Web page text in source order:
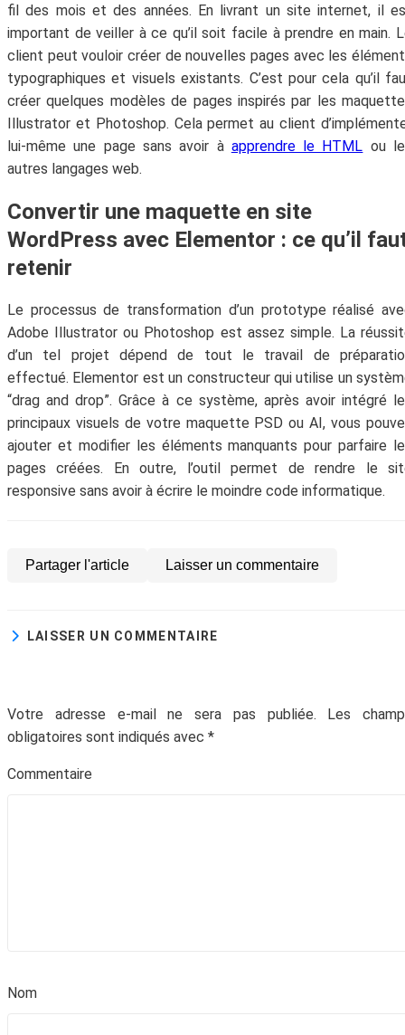
fil des mois et des années. En livrant un site internet, il
important de veiller à ce qu’il soit facile à prendre en main.
client peut vouloir créer de nouvelles pages avec les
typographiques et visuels existants. C’est pour cela qu’il
créer quelques modèles de pages inspirés par les
Illustrator et Photoshop. Cela permet au client
lui-même une page sans avoir à apprendre le HTML ou
autres langages web.
Convertir une maquette en site
WordPress avec Elementor : ce qu’il
retenir
Le processus de transformation d’un prototype réalisé
Adobe Illustrator ou Photoshop est assez simple. La
d’un tel projet dépend de tout le travail de
effectué. Elementor est un constructeur qui utilise un
“drag and drop”. Grâce à ce système, après avoir intégré
principaux visuels de votre maquette PSD ou AI, vous
ajouter et modifier les éléments manquants pour parfaire
pages créées. En outre, l’outil permet de rendre le
responsive sans avoir à écrire le moindre code informatique.
Partager l'article Laisser un commentaire
LAISSER UN COMMENTAIRE
Votre adresse e-mail ne sera pas publiée.
Les
obligatoires sont indiqués avec *
Commentaire
Nom